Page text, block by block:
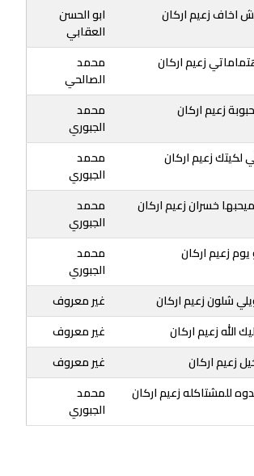
اخاف زعيم اركان
ابو الحسن
العقابي
زعيم اركان
محمد
الصالحي
زعيم اركان
محمد
الجبوري
لكيتك زعيم اركان
محمد
الجبوري
خسران زعيم اركان
محمد
الجبوري
زعيم اركان
محمد
الجبوري
شلون زعيم اركان
غير معروف
الله زعيم اركان
غير معروف
زعيم اركان
غير معروف
للمشتاكله زعيم اركان
محمد
الجبوري